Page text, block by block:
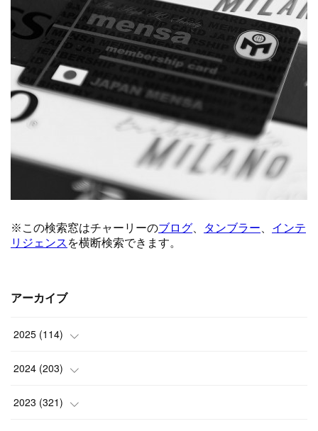
アーカイブ
2025 (114)
(1)
(8)
2024 (203)
(24)
2023 (321)